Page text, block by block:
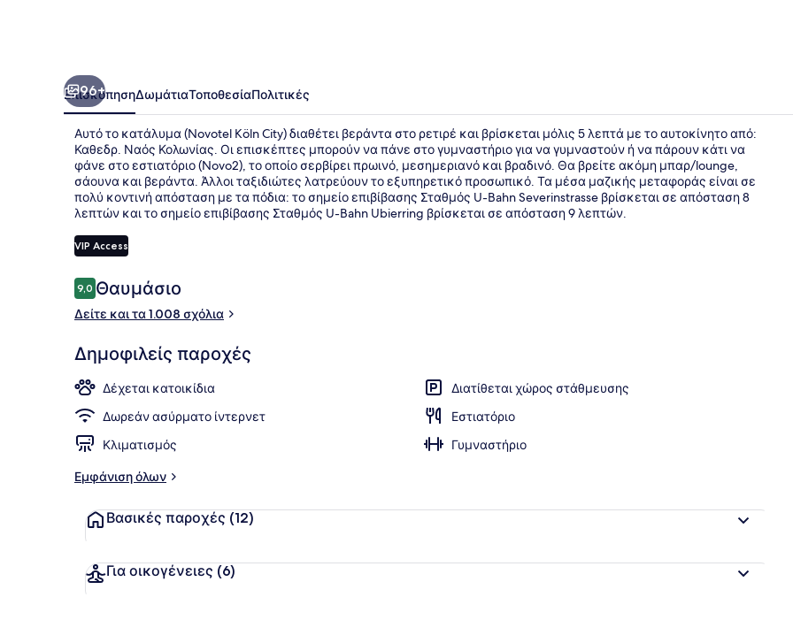
Εξωτερικοί
96+
ΕπισκόπησηΔωμάτιαΤοποθεσίαΠολιτικές
Αυτό το κατάλυμα (Novotel Köln City) διαθέτει βεράντα στο ρετιρέ και βρίσκεται μόλις 5 λεπτά με το αυτοκίνητο από:
Καθεδρ. Ναός Κολωνίας. Οι επισκέπτες μπορούν να πάνε στο γυμναστήριο για να γυμναστούν ή να πάρουν κάτι να
φάνε στο εστιατόριο (Novo2), το οποίο σερβίρει πρωινό, μεσημεριανό και βραδινό. Θα βρείτε ακόμη μπαρ/lounge,
σάουνα και βεράντα. Άλλοι ταξιδιώτες λατρεύουν το εξυπηρετικό προσωπικό. Τα μέσα μαζικής μεταφοράς είναι σε
πολύ κοντινή απόσταση με τα πόδια: το σημείο επιβίβασης Σταθμός U-Bahn Severinstrasse βρίσκεται σε απόσταση 8
λεπτών και το σημείο επιβίβασης Σταθμός U-Bahn Ubierring βρίσκεται σε απόσταση 9 λεπτών.
VIP Access
Σχόλια
9,09,0 στα 10
Θαυμάσιο
Δείτε και τα 1.008 σχόλια
Δημοφιλείς παροχές
Δέχεται κατοικίδια
Διατίθεται χώρος στάθμευσης
Δωρεάν ασύρματο ίντερνετ
Εστιατόριο
Κλιματισμός
Γυμναστήριο
Εμφάνιση όλων
Βασικές παροχές (12)
Για οικογένειες (6)